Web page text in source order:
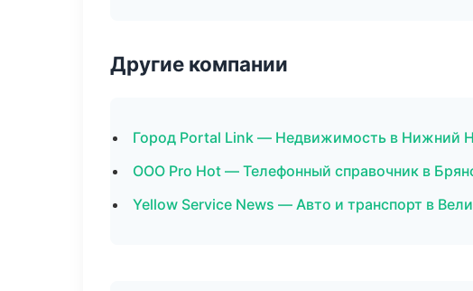
Другие компании
Город Portal Link — Недвижимость в Нижний
ООО Pro Hot — Телефонный справочник в
Yellow Service News — Авто и транспорт в